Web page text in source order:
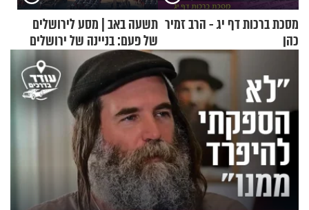
מסכת ברכות דף יג - הרב זמיר
כהן
תשעה באב | מסע לירושלים
של פעם: בניינה של ירושלים